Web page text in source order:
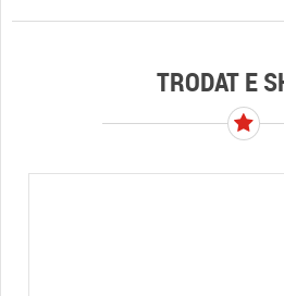
TRODAT E